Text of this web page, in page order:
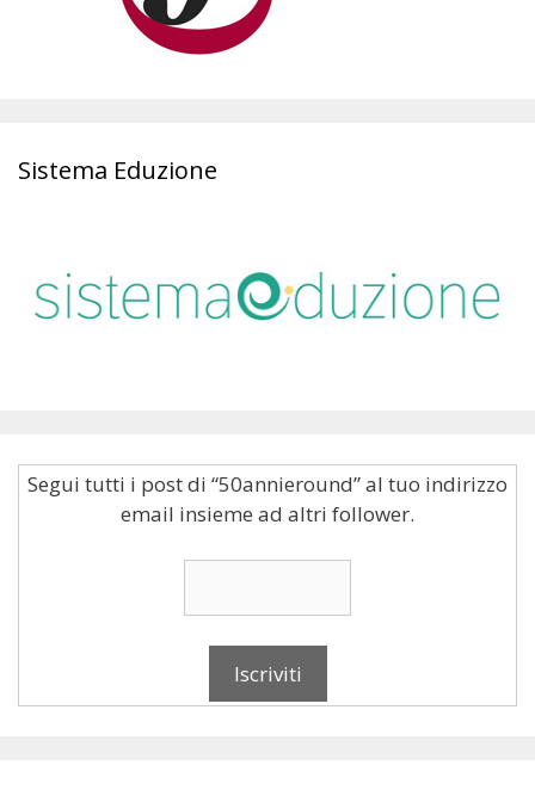
Sistema Eduzione
Segui tutti i post di “50annieround” al tuo indirizzo
email insieme ad altri follower.